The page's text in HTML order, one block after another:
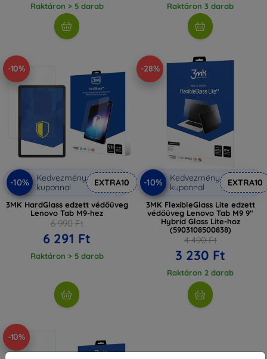
Raktáron > 5 darab Raktáron 3 darab
-10%
-10%
Kedvezmény
kuponnal
EXTRA10
3MK HardGlass edzett védőüveg
Lenovo Tab M9-hez
6 990 Ft
6 291 Ft
Raktáron > 5 darab
-28%
-10%
Kedvezmény
kuponnal
EXTRA10
3MK FlexibleGlass Lite edzett
védőüveg Lenovo Tab M9 9"
Hybrid Glass Lite-hoz
(5903108500838)
4 490 Ft
3 230 Ft
Raktáron 2 darab
-10%